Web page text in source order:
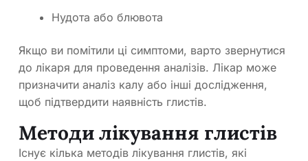
Нудота або блювота
Якщо ви помітили ці симптоми, варто звернутися
до лікаря для проведення аналізів. Лікар може
призначити аналіз калу або інші дослідження,
щоб підтвердити наявність глистів.
Методи лікування глистів
Існує кілька методів лікування глистів, які